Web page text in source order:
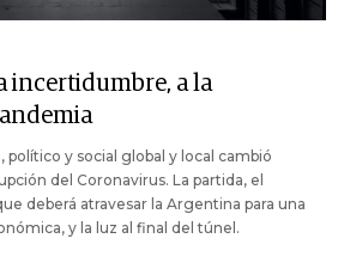
incertidumbre, a la
y social global y local cambió
del Coronavirus. La partida, el
deberá atravesar la Argentina para una
y la luz al final del túnel.